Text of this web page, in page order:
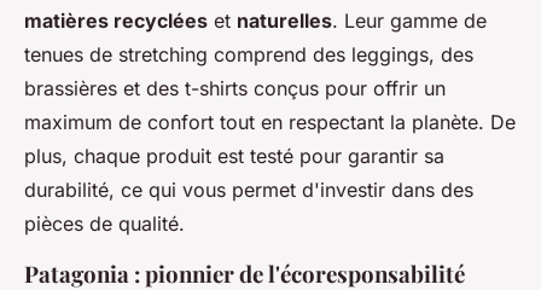
matières recyclées et naturelles. Leur gamme de
tenues de stretching comprend des leggings, des
brassières et des t-shirts conçus pour offrir un
maximum de confort tout en respectant la planète. De
plus, chaque produit est testé pour garantir sa
durabilité, ce qui vous permet d'investir dans des
pièces de qualité.
Patagonia : pionnier de l'écoresponsabilité